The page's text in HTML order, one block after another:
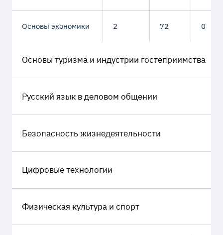
Основы экономики 2 72 0
Основы туризма и индустрии гостеприимства
Русский язык в деловом общении
Безопасность жизнедеятельности
Цифровые технологии
Физическая культура и спорт